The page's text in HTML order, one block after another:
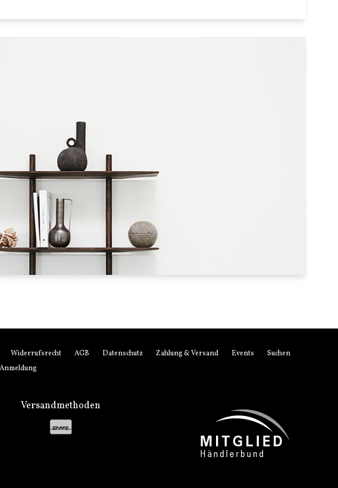
Widerrufsrecht AGB Datenschutz Zahlung & Versand Events
Suchen
Versandmethoden